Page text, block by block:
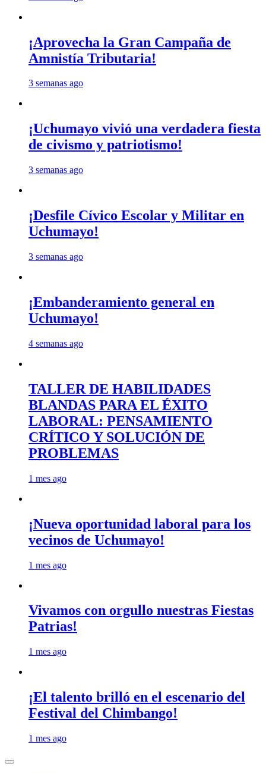
¡Aprovecha la Gran Campaña de
Amnistía Tributaria!
3 semanas ago
¡Uchumayo vivió una verdadera fiesta
de civismo y patriotismo!
3 semanas ago
¡Desfile Cívico Escolar y Militar en
Uchumayo!
3 semanas ago
¡Embanderamiento general en
Uchumayo!
4 semanas ago
TALLER DE HABILIDADES
BLANDAS PARA EL ÉXITO
LABORAL: PENSAMIENTO
CRÍTICO Y SOLUCIÓN DE
PROBLEMAS
1 mes ago
¡Nueva oportunidad laboral para los
vecinos de Uchumayo!
1 mes ago
Vivamos con orgullo nuestras Fiestas
Patrias!
1 mes ago
¡El talento brilló en el escenario del
Festival del Chimbango!
1 mes ago